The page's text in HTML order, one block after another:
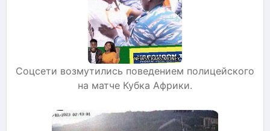
Соцсети возмутились поведением полицейского
на матче Кубка Африки.